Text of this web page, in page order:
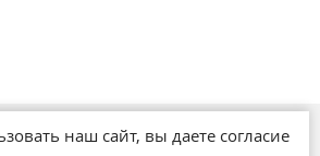
наш сайт, вы даете согласие